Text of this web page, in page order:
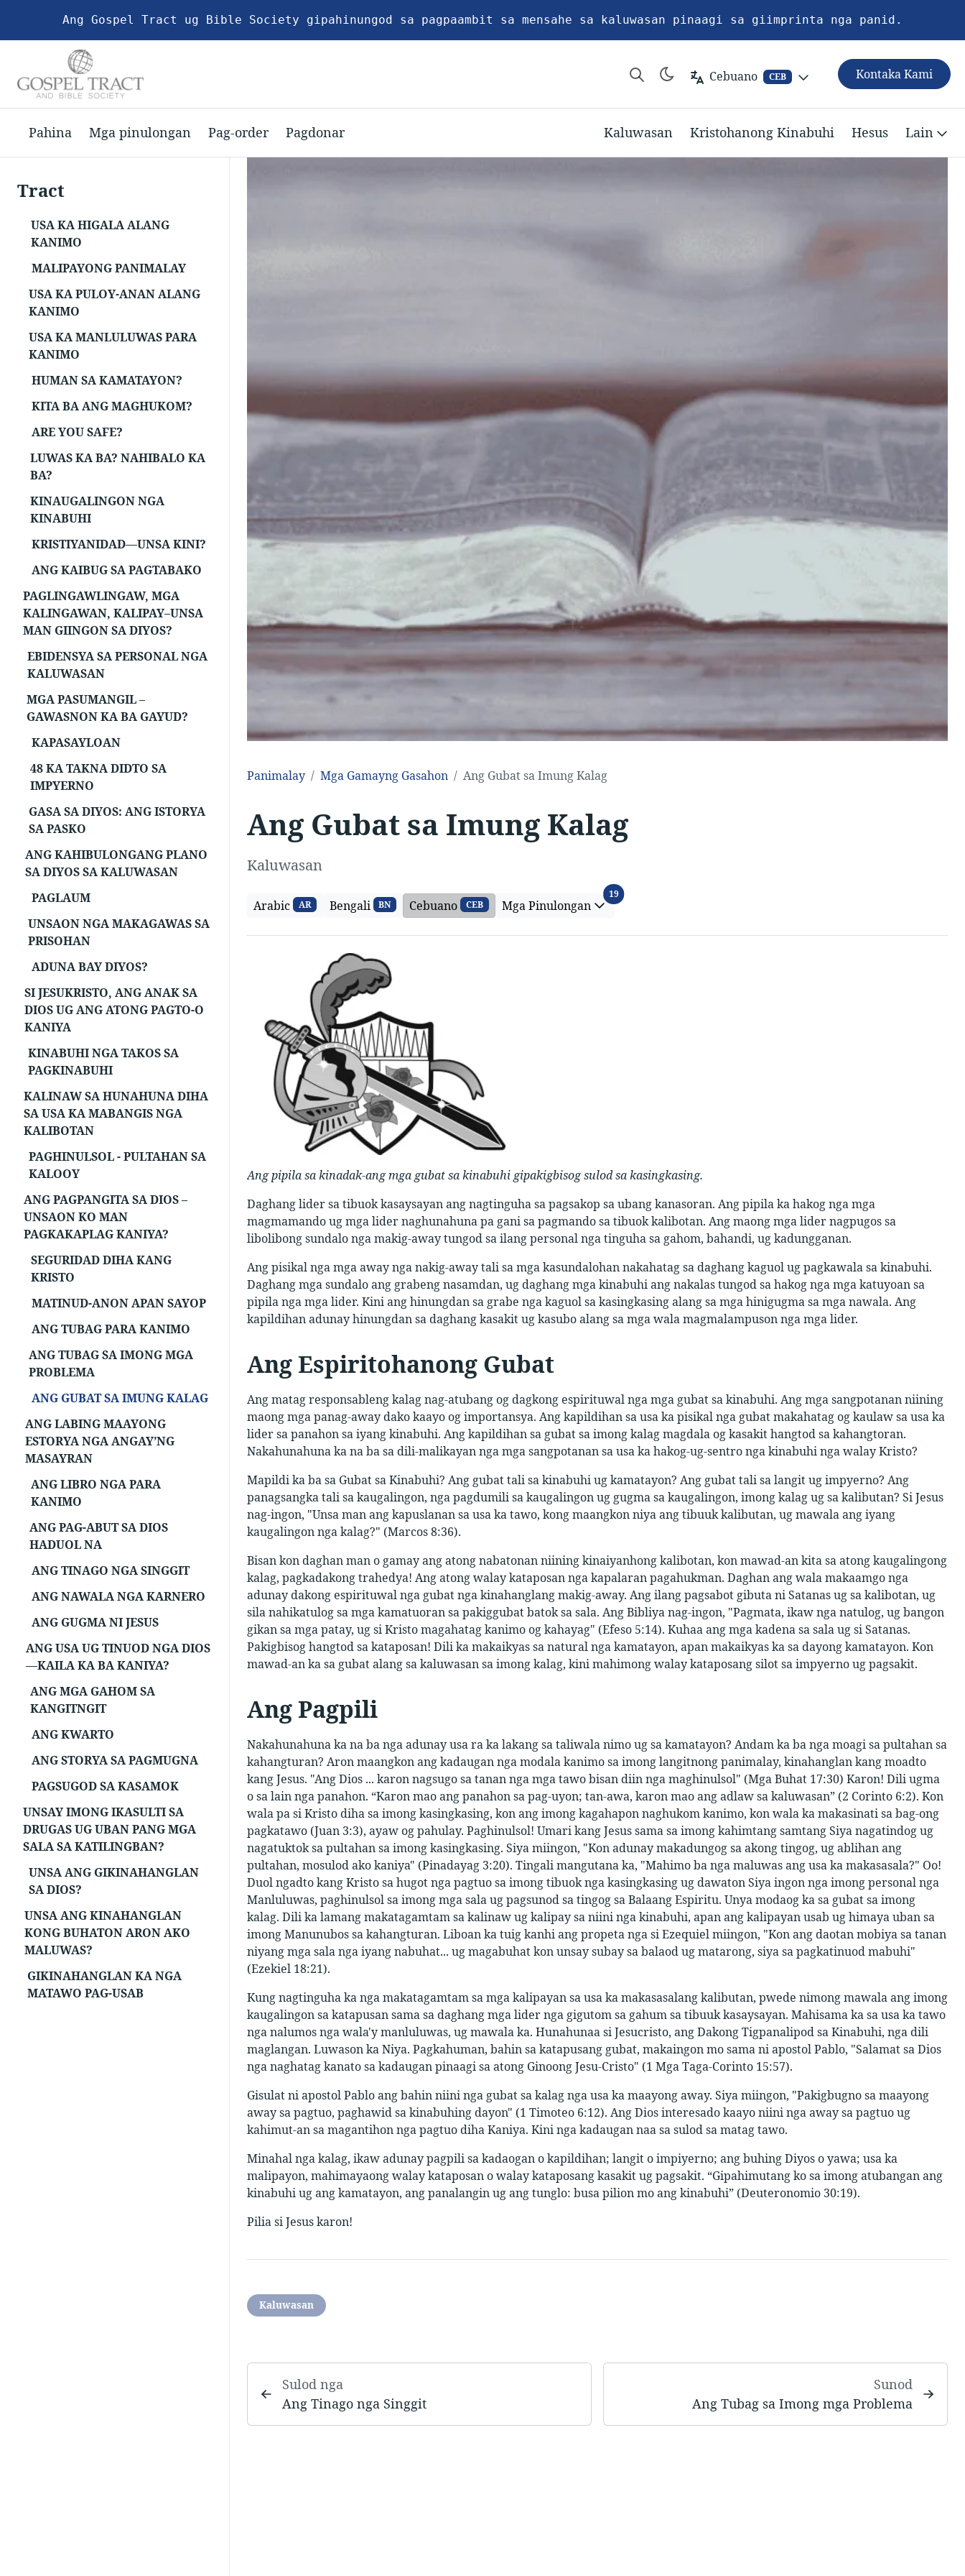
Ang Gospel Tract ug Bible Society gipahinungod sa pagpaambit sa mensahe sa kaluwasan pinaagi sa giimprinta nga panid.
Cebuano CEB Kontaka Kami
Pahina Mga pinulongan Pag-order Pagdonar Kaluwasan Kristohanong Kinabuhi Hesus Lain
Tract
USA KA HIGALA ALANG
KANIMO
MALIPAYONG PANIMALAY
USA KA PULOY-ANAN ALANG
KANIMO
USA KA MANLULUWAS PARA
KANIMO
HUMAN SA KAMATAYON?
KITA BA ANG MAGHUKOM?
ARE YOU SAFE?
LUWAS KA BA? NAHIBALO KA
BA?
KINAUGALINGON NGA
KINABUHI
KRISTIYANIDAD—UNSA KINI?
ANG KAIBUG SA PAGTABAKO
PAGLINGAWLINGAW, MGA
KALINGAWAN, KALIPAY–UNSA
MAN GIINGON SA DIYOS?
EBIDENSYA SA PERSONAL NGA
KALUWASAN
MGA PASUMANGIL –
GAWASNON KA BA GAYUD?
KAPASAYLOAN
48 KA TAKNA DIDTO SA
IMPYERNO
GASA SA DIYOS: ANG ISTORYA
SA PASKO
ANG KAHIBULONGANG PLANO
SA DIYOS SA KALUWASAN
PAGLAUM
UNSAON NGA MAKAGAWAS SA
PRISOHAN
ADUNA BAY DIYOS?
SI JESUKRISTO, ANG ANAK SA
DIOS UG ANG ATONG PAGTO-O
KANIYA
KINABUHI NGA TAKOS SA
PAGKINABUHI
KALINAW SA HUNAHUNA DIHA
SA USA KA MABANGIS NGA
KALIBOTAN
PAGHINULSOL - PULTAHAN SA
KALOOY
ANG PAGPANGITA SA DIOS –
UNSAON KO MAN
PAGKAKAPLAG KANIYA?
SEGURIDAD DIHA KANG
KRISTO
MATINUD-ANON APAN SAYOP
ANG TUBAG PARA KANIMO
ANG TUBAG SA IMONG MGA
PROBLEMA
ANG GUBAT SA IMUNG KALAG
ANG LABING MAAYONG
ESTORYA NGA ANGAY’NG
MASAYRAN
ANG LIBRO NGA PARA
KANIMO
ANG PAG-ABUT SA DIOS
HADUOL NA
ANG TINAGO NGA SINGGIT
ANG NAWALA NGA KARNERO
ANG GUGMA NI JESUS
ANG USA UG TINUOD NGA DIOS
—KAILA KA BA KANIYA?
ANG MGA GAHOM SA
KANGITNGIT
ANG KWARTO
ANG STORYA SA PAGMUGNA
PAGSUGOD SA KASAMOK
UNSAY IMONG IKASULTI SA
DRUGAS UG UBAN PANG MGA
SALA SA KATILINGBAN?
UNSA ANG GIKINAHANGLAN
SA DIOS?
UNSA ANG KINAHANGLAN
KONG BUHATON ARON AKO
MALUWAS?
GIKINAHANGLAN KA NGA
MATAWO PAG-USAB
Panimalay Mga Gamayng Gasahon Ang Gubat sa Imung Kalag
Ang Gubat sa Imung Kalag
Kaluwasan
Arabic AR Bengali BN Cebuano CEB Mga Pinulongan
19Mga Pinulongan
Ang pipila sa kinadak-ang mga gubat sa kinabuhi gipakigbisog sulod sa kasingkasing.
Daghang lider sa tibuok kasaysayan ang nagtinguha sa pagsakop sa ubang kanasoran. Ang pipila ka hakog nga mga
magmamando ug mga lider naghunahuna pa gani sa pagmando sa tibuok kalibotan. Ang maong mga lider nagpugos sa
libolibong sundalo nga makig-away tungod sa ilang personal nga tinguha sa gahom, bahandi, ug kadungganan.
Ang pisikal nga mga away nga nakig-away tali sa mga kasundalohan nakahatag sa daghang kaguol ug pagkawala sa kinabuhi.
Daghang mga sundalo ang grabeng nasamdan, ug daghang mga kinabuhi ang nakalas tungod sa hakog nga mga katuyoan sa
pipila nga mga lider. Kini ang hinungdan sa grabe nga kaguol sa kasingkasing alang sa mga hinigugma sa mga nawala. Ang
kapildihan adunay hinungdan sa daghang kasakit ug kasubo alang sa mga wala magmalampuson nga mga lider.
Ang Espiritohanong Gubat
Ang matag responsableng kalag nag-atubang og dagkong espirituwal nga mga gubat sa kinabuhi. Ang mga sangpotanan niining
maong mga panag-away dako kaayo og importansya. Ang kapildihan sa usa ka pisikal nga gubat makahatag og kaulaw sa usa ka
lider sa panahon sa iyang kinabuhi. Ang kapildihan sa gubat sa imong kalag magdala og kasakit hangtod sa kahangtoran.
Nakahunahuna ka na ba sa dili-malikayan nga mga sangpotanan sa usa ka hakog-ug-sentro nga kinabuhi nga walay Kristo?
Mapildi ka ba sa Gubat sa Kinabuhi? Ang gubat tali sa kinabuhi ug kamatayon? Ang gubat tali sa langit ug impyerno? Ang
panagsangka tali sa kaugalingon, nga pagdumili sa kaugalingon ug gugma sa kaugalingon, imong kalag ug sa kalibutan? Si Jesus
nag-ingon, "Unsa man ang kapuslanan sa usa ka tawo, kong maangkon niya ang tibuuk kalibutan, ug mawala ang iyang
kaugalingon nga kalag?" (Marcos 8:36).
Bisan kon daghan man o gamay ang atong nabatonan niining kinaiyanhong kalibotan, kon mawad-an kita sa atong kaugalingong
kalag, pagkadakong trahedya! Ang atong walay kataposan nga kapalaran pagahukman. Daghan ang wala makaamgo nga
adunay dakong espirituwal nga gubat nga kinahanglang makig-away. Ang ilang pagsabot gibuta ni Satanas ug sa kalibotan, ug
sila nahikatulog sa mga kamatuoran sa pakiggubat batok sa sala. Ang Bibliya nag-ingon, "Pagmata, ikaw nga natulog, ug bangon
gikan sa mga patay, ug si Kristo magahatag kanimo og kahayag" (Efeso 5:14). Kuhaa ang mga kadena sa sala ug si Satanas.
Pakigbisog hangtod sa kataposan! Dili ka makaikyas sa natural nga kamatayon, apan makaikyas ka sa dayong kamatayon. Kon
mawad-an ka sa gubat alang sa kaluwasan sa imong kalag, kini mahimong walay kataposang silot sa impyerno ug pagsakit.
Ang Pagpili
Nakahunahuna ka na ba nga adunay usa ra ka lakang sa taliwala nimo ug sa kamatayon? Andam ka ba nga moagi sa pultahan sa
kahangturan? Aron maangkon ang kadaugan nga modala kanimo sa imong langitnong panimalay, kinahanglan kang moadto
kang Jesus. "Ang Dios ... karon nagsugo sa tanan nga mga tawo bisan diin nga maghinulsol" (Mga Buhat 17:30) Karon! Dili ugma
o sa lain nga panahon. “Karon mao ang panahon sa pag-uyon; tan-awa, karon mao ang adlaw sa kaluwasan” (2 Corinto 6:2). Kon
wala pa si Kristo diha sa imong kasingkasing, kon ang imong kagahapon naghukom kanimo, kon wala ka makasinati sa bag-ong
pagkatawo (Juan 3:3), ayaw og pahulay. Paghinulsol! Umari kang Jesus sama sa imong kahimtang samtang Siya nagatindog ug
nagatuktok sa pultahan sa imong kasingkasing. Siya miingon, "Kon adunay makadungog sa akong tingog, ug ablihan ang
pultahan, mosulod ako kaniya" (Pinadayag 3:20). Tingali mangutana ka, "Mahimo ba nga maluwas ang usa ka makasasala?" Oo!
Duol ngadto kang Kristo sa hugot nga pagtuo sa imong tibuok nga kasingkasing ug dawaton Siya ingon nga imong personal nga
Manluluwas, paghinulsol sa imong mga sala ug pagsunod sa tingog sa Balaang Espiritu. Unya modaog ka sa gubat sa imong
kalag. Dili ka lamang makatagamtam sa kalinaw ug kalipay sa niini nga kinabuhi, apan ang kalipayan usab ug himaya uban sa
imong Manunubos sa kahangturan. Liboan ka tuig kanhi ang propeta nga si Ezequiel miingon, "Kon ang daotan mobiya sa tanan
niyang mga sala nga iyang nabuhat... ug magabuhat kon unsay subay sa balaod ug matarong, siya sa pagkatinuod mabuhi"
(Ezekiel 18:21).
Kung nagtinguha ka nga makatagamtam sa mga kalipayan sa usa ka makasasalang kalibutan, pwede nimong mawala ang imong
kaugalingon sa katapusan sama sa daghang mga lider nga gigutom sa gahum sa tibuuk kasaysayan. Mahisama ka sa usa ka tawo
nga nalumos nga wala'y manluluwas, ug mawala ka. Hunahunaa si Jesucristo, ang Dakong Tigpanalipod sa Kinabuhi, nga dili
maglangan. Luwason ka Niya. Pagkahuman, bahin sa katapusang gubat, makaingon mo sama ni apostol Pablo, "Salamat sa Dios
nga naghatag kanato sa kadaugan pinaagi sa atong Ginoong Jesu-Cristo" (1 Mga Taga-Corinto 15:57).
Gisulat ni apostol Pablo ang bahin niini nga gubat sa kalag nga usa ka maayong away. Siya miingon, "Pakigbugno sa maayong
away sa pagtuo, paghawid sa kinabuhing dayon" (1 Timoteo 6:12). Ang Dios interesado kaayo niini nga away sa pagtuo ug
kahimut-an sa magantihon nga pagtuo diha Kaniya. Kini nga kadaugan naa sa sulod sa matag tawo.
Minahal nga kalag, ikaw adunay pagpili sa kadaogan o kapildihan; langit o impiyerno; ang buhing Diyos o yawa; usa ka
malipayon, mahimayaong walay kataposan o walay kataposang kasakit ug pagsakit. “Gipahimutang ko sa imong atubangan ang
kinabuhi ug ang kamatayon, ang panalangin ug ang tunglo: busa pilion mo ang kinabuhi” (Deuteronomio 30:19).
Pilia si Jesus karon!
Kaluwasan
Sulod nga
Ang Tinago nga Singgit
Sunod
Ang Tubag sa Imong mga Problema